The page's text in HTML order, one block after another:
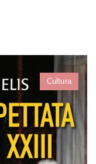
Cultura